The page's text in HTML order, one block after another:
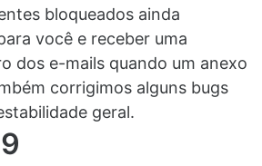
bloqueados ainda
você e receber uma
dos e-mails quando um anexo
corrigimos alguns bugs
geral.